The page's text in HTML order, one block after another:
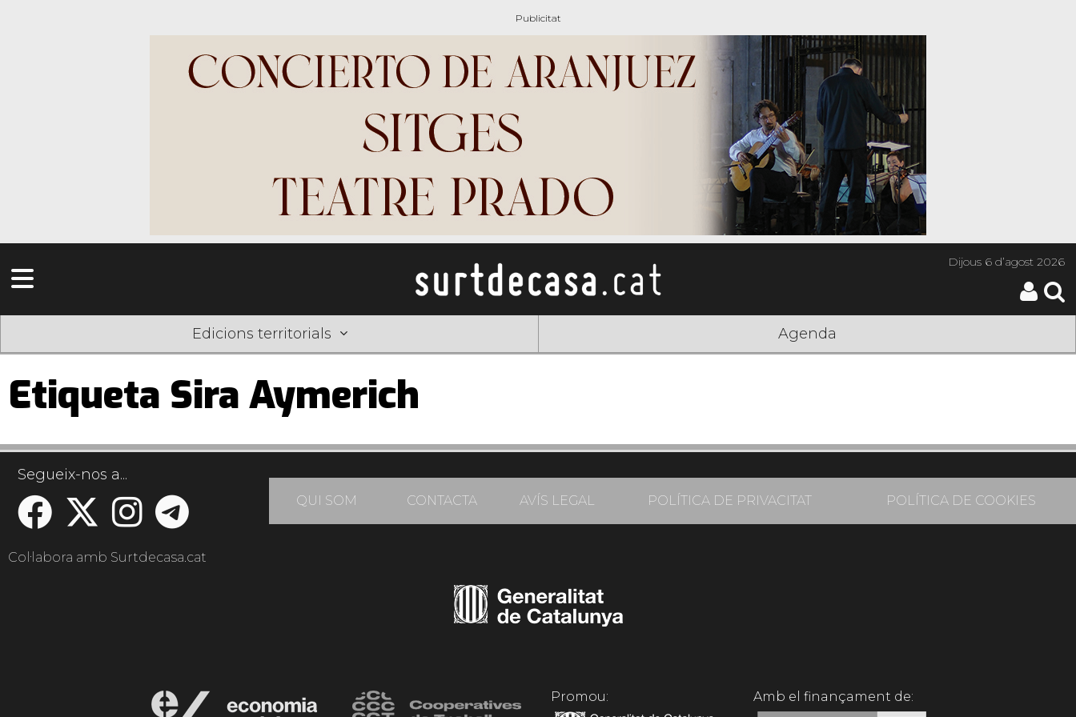
Dijous6 d’agost 2026
Edicions territorials Agenda
Etiqueta Sira Aymerich
Segueix-nos a...
QUI SOM CONTACTA AVÍS LEGAL POLÍTICA DE PRIVACITAT POLÍTICA DE COOKIES
Col·labora amb Surtdecasa.cat
Promou: Amb el finançament de: